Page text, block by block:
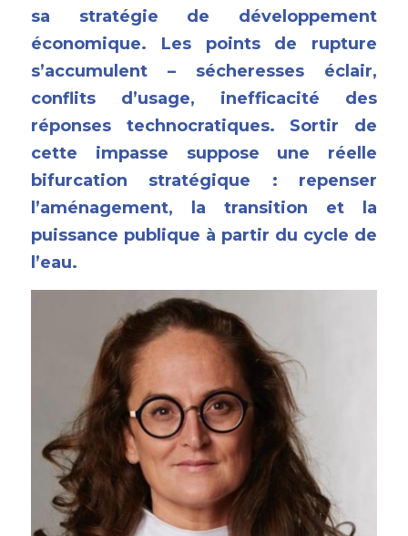
sa stratégie de développement
économique. Les points de rupture
s’accumulent – sécheresses éclair,
conflits d’usage, inefficacité des
réponses technocratiques. Sortir de
cette impasse suppose une réelle
bifurcation stratégique : repenser
l’aménagement, la transition et la
puissance publique à partir du cycle de
l’eau.